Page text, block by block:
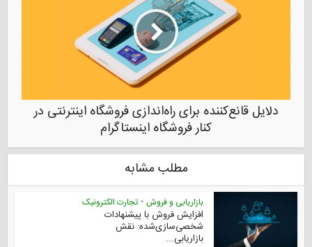
دلایل قانع‌کننده برای راه‌اندازی فروشگاه اینترنتی در
کنار فروشگاه اینستاگرام
مطلب مشابه
بازاریابی و فروش • تجارت الکترونیک
افزایش فروش با پیشنهادات
شخصی‌سازی‌شده: نقش
بازاریابی...